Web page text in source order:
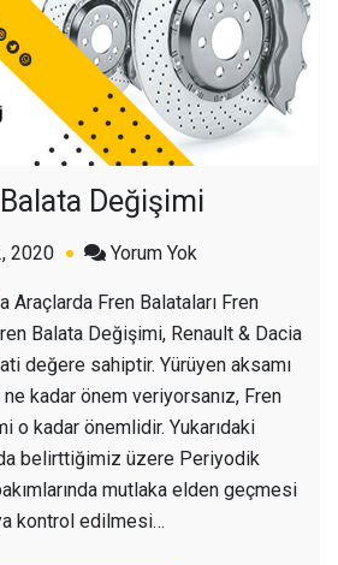
Değişimi
2020 Yorum Yok
Balata
Değişimi
Araçlarda Fren Balataları Fren
Balata Değişimi, Renault & Dacia
değere sahiptir. Yürüyen aksamı
kadar önem veriyorsanız, Fren
o kadar önemlidir. Yukarıdaki
da belirttiğimiz üzere Periyodik
mutlaka elden geçmesi
kontrol edilmesi…